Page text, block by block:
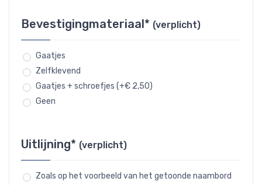
Bevestigingmateriaal* (verplicht)
Gaatjes
Zelfklevend
Gaatjes + schroefjes (+€ 2,50)
Geen
Uitlijning* (verplicht)
Zoals op het voorbeeld van het getoonde naambord